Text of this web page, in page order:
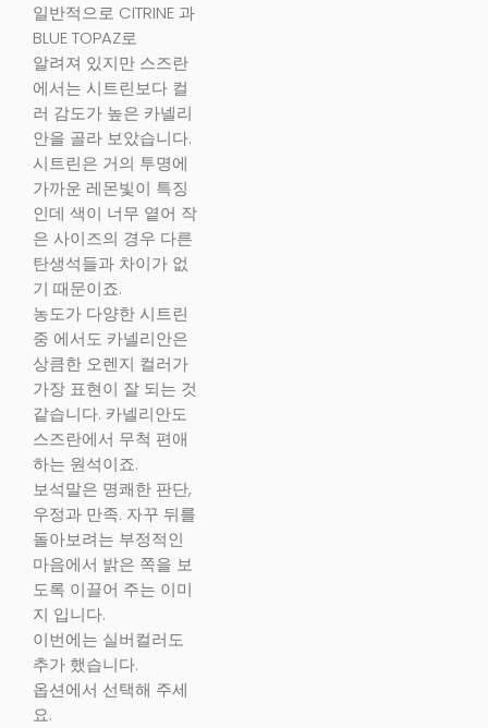
일반적으로 CITRINE 과
BLUE TOPAZ로
알려져 있지만 스즈란
에서는 시트린보다 컬
러 감도가 높은 카넬리
안을 골라 보았습니다.
시트린은 거의 투명에
가까운 레몬빛이 특징
인데 색이 너무 옅어 작
은 사이즈의 경우 다른
탄생석들과 차이가 없
기 때문이죠.
농도가 다양한 시트린
중 에서도 카넬리안은
상큼한 오렌지 컬러가
가장 표현이 잘 되는 것
같습니다. 카넬리안도
스즈란에서 무척 편애
하는 원석이죠.
보석말은 명쾌한 판단,
우정과 만족. 자꾸 뒤를
돌아보려는 부정적인
마음에서 밝은 쪽을 보
도록 이끌어 주는 이미
지 입니다.
이번에는 실버컬러도
추가 했습니다.
옵션에서 선택해 주세
요.